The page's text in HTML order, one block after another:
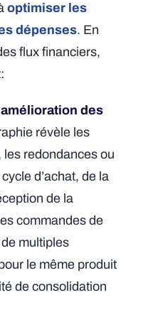
optimiser les
dépenses. En
flux financiers,
des
révèle les
les redondances ou
d’achat, de la
de la
commandes de
multiples
le même produit
de consolidation